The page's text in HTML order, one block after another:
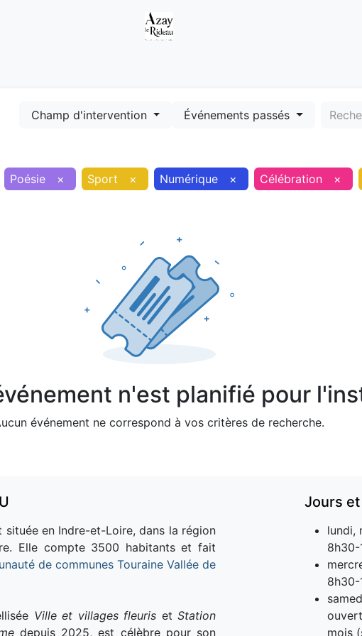
Champ d'intervention Événements passés
Poésie × Sport × Numérique × Célébration ×
n'est planifié pour
événement ne correspond à vos critères de recherche.
située en Indre-et-Loire, dans la région
Elle compte 3500 habitants et fait
de communes Touraine Vallée de
Ville et villages fleuris et Station
depuis 2025, est célèbre pour son
Jours
lundi,
8h30-
8h30-
mois